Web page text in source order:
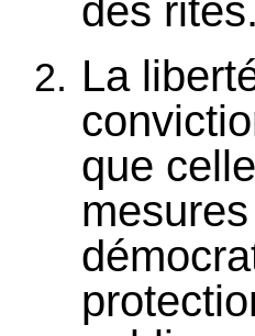
des rites.
La
que